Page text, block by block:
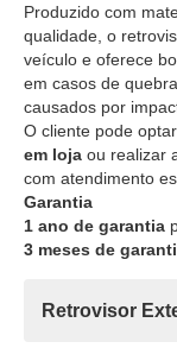
Produzido com
qualidade, o
veículo e oferece
em casos de
causados por
O cliente pode
em loja ou realizar
com atendimento
Garantia
1 ano de garantia
3 meses de
Retrovisor